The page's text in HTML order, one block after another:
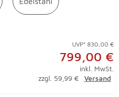
UVP* 830,00 €
799,00 €
inkl. MwSt.
zzgl. 59,99 €
Versand